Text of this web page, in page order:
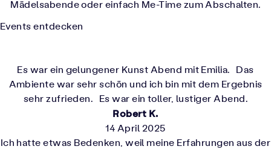
Mädelsabende oder einfach Me-Time zum Abschalten.
Events entdecken
Es war ein gelungener Kunst Abend mit Emilia. Das
Ambiente war sehr schön und ich bin mit dem Ergebnis
sehr zufrieden. Es war ein toller, lustiger Abend.
Robert K.
14 April 2025
Ich hatte etwas Bedenken, weil meine Erfahrungen aus der